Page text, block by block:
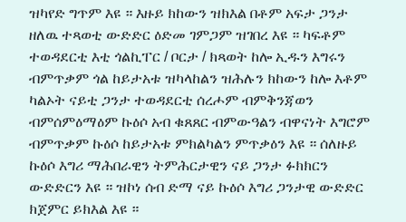
ዝካየድ ግጥም እዩ ። እዙይ ክከውን ዝክእል በቶም አፍታ ጋንታ
ዘለዉ ተጻወቲ ውድድር ዕድመ ገምጋም ዝገበረ እዩ ። ካፍቶም
ተወዳደርቲ እቲ ጎልኪፐር / ቦርታ / ክጻወት ከሎ ኢዱን እግሩን
ብምጥቃም ጎል ከይታአቱ ዝካላከልን ዝሕሉን ክከውን ከሎ እቶም
ካልኦት ናይቲ ጋንታ ተወዳደርቲ ሰረሖም ብምቅንጃወን
ብምሰምዕማዕም ኩዕሶ አብ ቁጸጸር ብምውዓልን ብዋናነት እግሮም
ብምጥቃም ኩዕሶ ከይታአቱ ምክልካልን ምጥቃዕን እዩ ። ሰለዙይ
ኩዕሶ እግሪ ማሕበራዊን ትምሕርታዊን ናይ ጋንታ ፉክክርን
ውድድርን እዩ ። ዝኮነ ሰብ ድማ ናይ ኩዕሶ እግሪ ጋንታዊ ውድድር
ክጀምር ይክእል እዩ ።